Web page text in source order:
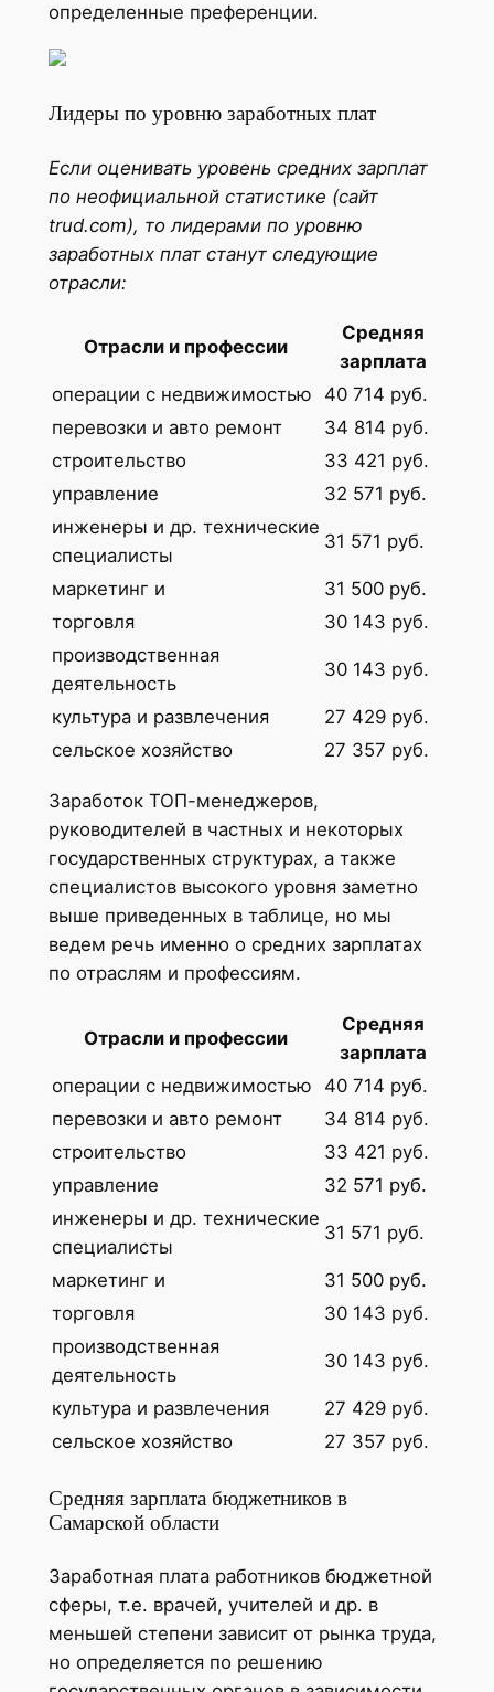
определенные преференции.
Лидеры по уровню заработных плат
Если оценивать уровень средних зарплат
по неофициальной статистике (сайт
trud.com), то лидерами по уровню
заработных плат станут следующие
отрасли:
Отрасли и профессии
Средняя
зарплата
операции с недвижимостью
40 714 руб.
перевозки и авто ремонт
34 814 руб.
строительство
33 421 руб.
управление
32 571 руб.
инженеры и др. технические
специалисты
31 571 руб.
маркетинг и
31 500 руб.
торговля
30 143 руб.
производственная
деятельность
30 143 руб.
культура и развлечения
27 429 руб.
сельское хозяйство
27 357 руб.
Заработок ТОП-менеджеров,
руководителей в частных и некоторых
государственных структурах, а также
специалистов высокого уровня заметно
выше приведенных в таблице, но мы
ведем речь именно о средних зарплатах
по отраслям и профессиям.
Отрасли и профессии
Средняя
зарплата
операции с недвижимостью
40 714 руб.
перевозки и авто ремонт
34 814 руб.
строительство
33 421 руб.
управление
32 571 руб.
инженеры и др. технические
специалисты
31 571 руб.
маркетинг и
31 500 руб.
торговля
30 143 руб.
производственная
деятельность
30 143 руб.
культура и развлечения
27 429 руб.
сельское хозяйство
27 357 руб.
Средняя зарплата бюджетников в
Самарской области
Заработная плата работников бюджетной
сферы, т.е. врачей, учителей и др. в
меньшей степени зависит от рынка труда,
но определяется по решению